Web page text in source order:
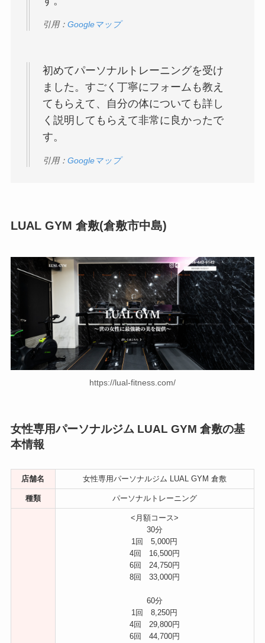
引用： Googleマップ
初めてパーソナルトレーニングを受け
ました。すごく丁寧にフォームも教え
てもらえて、自分の体についても詳し
く説明してもらえて非常に良かったで
す。
引用： Googleマップ
LUAL GYM 倉敷(倉敷市中島)
https://lual-fitness.com/
女性専用パーソナルジム LUAL GYM 倉敷の基
本情報
店舗名 女性専用パーソナルジム LUAL GYM 倉敷
種類 パーソナルトレーニング
<月額コース>
30分
1回 5,000円
4回 16,500円
6回 24,750円
8回 33,000円
60分
1回 8,250円
4回 29,800円
6回 44,700円